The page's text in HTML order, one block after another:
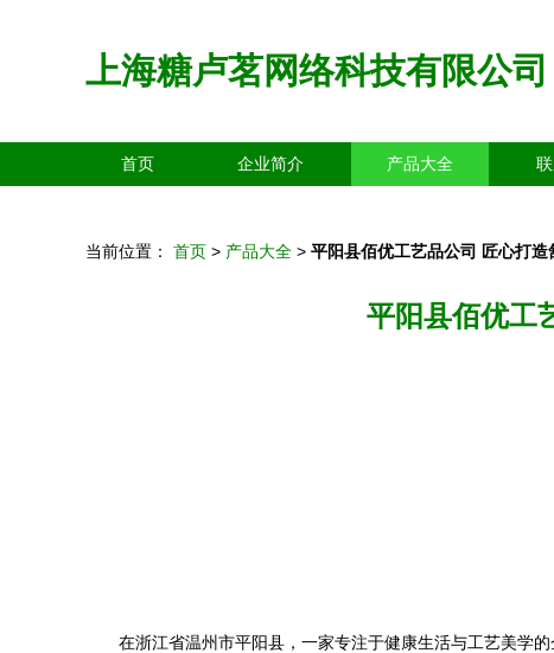
上海糖卢茗网络科技有限公司
首页 企业简介 产品大全
当前位置： 首页 > 产品大全 > 平阳县佰优工艺品公司 匠心打
平阳县佰优工
在浙江省温州市平阳县，一家专注于健康生活与工艺美学